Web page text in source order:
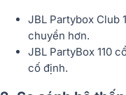
JBL Partybox Club
chuyển hơn.
JBL PartyBox 110
cố định.